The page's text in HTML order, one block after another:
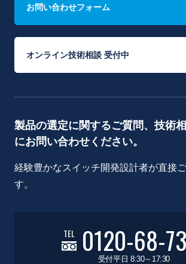
お問い合わせフォーム
オンライン技術相談 受付中
製品の選定に関するご質問、技術
にお問い合わせください。
経験豊かなスイッチ開発設計者が直接
す。
TEL 0120-68-
受付平日 8:30～17:30